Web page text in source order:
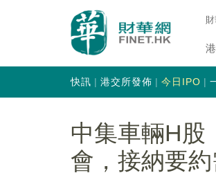
快訊 港交所發佈 今日IPO
中集車輛H股
會，接納要約